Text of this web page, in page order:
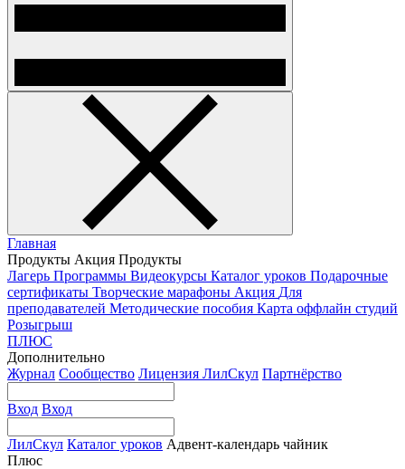
Главная
Продукты Акция Продукты
Лагерь Программы Видеокурсы Каталог уроков Подарочные
сертификаты Творческие марафоны Акция Для
преподавателей Методические пособия Карта оффлайн студий
Розыгрыш
ПЛЮС
Дополнительно
Журнал Сообщество Лицензия ЛилСкул Партнёрство
Вход Вход
ЛилСкул Каталог уроков Адвент-календарь чайник
Плюс